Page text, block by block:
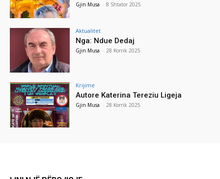
Gjin Musa - 8 Shtator 2025
Aktualitet
Nga: Ndue Dedaj
Gjin Musa - 28 Korrik 2025
Krijime
Autore Katerina Tereziu Ligeja
Gjin Musa - 28 Korrik 2025